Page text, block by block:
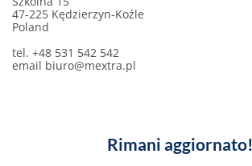
47-225 Kędzierzyn-Koźle
Poland
tel. +48 531 542 542
email biuro@mextra.pl
Rimani aggiornato!